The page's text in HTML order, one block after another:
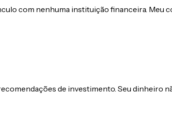
com nenhuma instituição financeira. Meu
de investimento. Seu dinheiro